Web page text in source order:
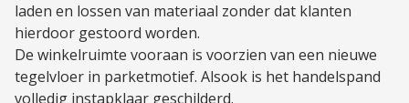
laden en lossen van materiaal zonder dat klanten
hierdoor gestoord worden.
De winkelruimte vooraan is voorzien van een nieuwe
tegelvloer in parketmotief. Alsook is het handelspand
volledig instapklaar geschilderd.